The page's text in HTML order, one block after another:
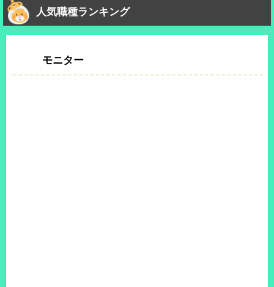
人気職種ランキング
モニター